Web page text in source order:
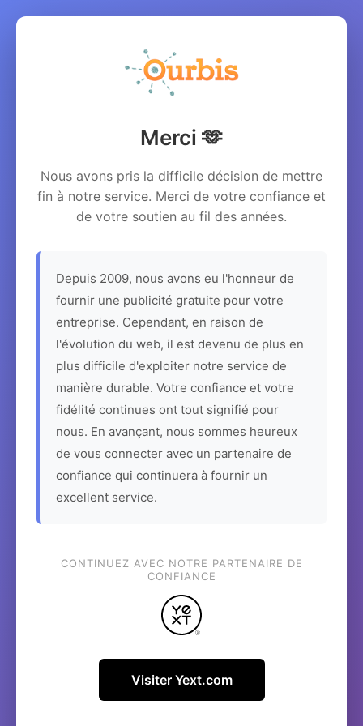
Merci 🫶
Nous avons pris la difficile décision de mettre
fin à notre service. Merci de votre confiance et
de votre soutien au fil des années.
Depuis 2009, nous avons eu l'honneur de
fournir une publicité gratuite pour votre
entreprise. Cependant, en raison de
l'évolution du web, il est devenu de plus en
plus difficile d'exploiter notre service de
manière durable. Votre confiance et votre
fidélité continues ont tout signifié pour
nous. En avançant, nous sommes heureux
de vous connecter avec un partenaire de
confiance qui continuera à fournir un
excellent service.
CONTINUEZ AVEC NOTRE PARTENAIRE DE
CONFIANCE
Visiter Yext.com